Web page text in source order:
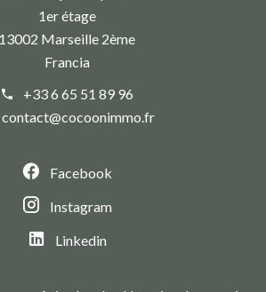
1er étage
13002 Marseille 2ème
Francia
+33 6 65 51 89 96
contact@cocoonimmo.fr
Facebook
Instagram
Linkedin